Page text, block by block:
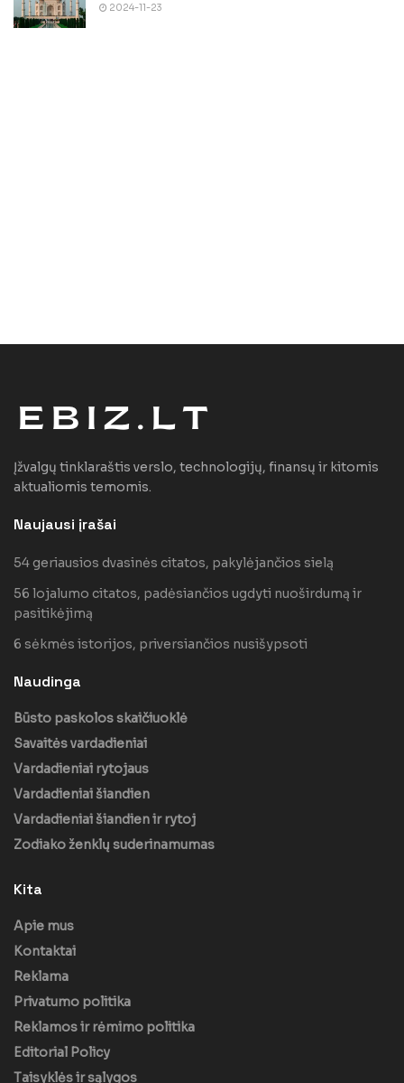
2024-11-23
Įžvalgų tinklaraštis verslo, technologijų, finansų ir kitomis
aktualiomis temomis.
Naujausi įrašai
54 geriausios dvasinės citatos, pakylėjančios sielą
56 lojalumo citatos, padėsiančios ugdyti nuoširdumą ir
pasitikėjimą
6 sėkmės istorijos, priversiančios nusišypsoti
Naudinga
Būsto paskolos skaičiuoklė
Savaitės vardadieniai
Vardadieniai rytojaus
Vardadieniai šiandien
Vardadieniai šiandien ir rytoj
Zodiako ženklų suderinamumas
Kita
Apie mus
Kontaktai
Reklama
Privatumo politika
Reklamos ir rėmimo politika
Editorial Policy
Taisyklės ir sąlygos